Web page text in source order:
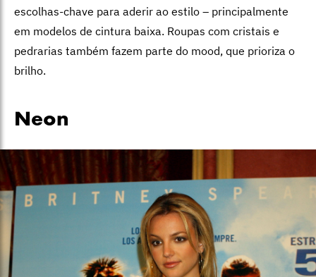
escolhas-chave para aderir ao estilo – principalmente
em modelos de cintura baixa. Roupas com cristais e
pedrarias também fazem parte do mood, que prioriza o
brilho.
Neon